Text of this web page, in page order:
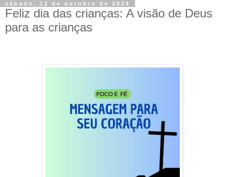
sábado, 12 de outubro de 2024
Feliz dia das crianças: A visão de Deus
para as crianças